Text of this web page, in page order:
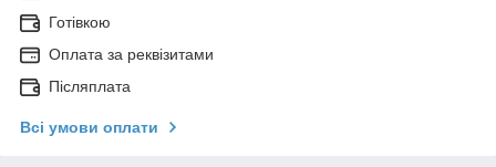
Готівкою
Оплата за реквізитами
Післяплата
Всі умови оплати